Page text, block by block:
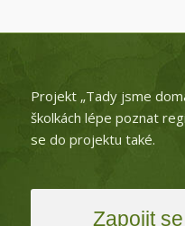
Projekt „Tady jsme
školkách lépe poznat
se do projektu také.
Zapojit